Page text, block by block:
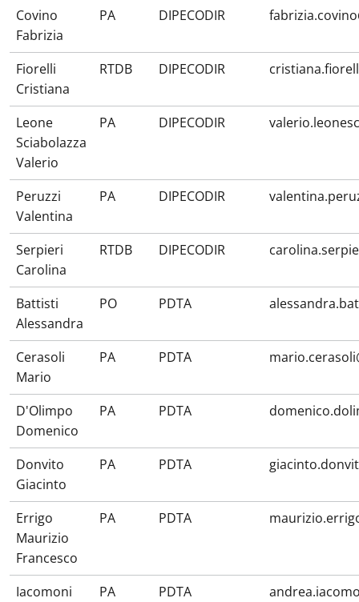
Covino
Fabrizia
PA DIPECODIR
Fiorelli
Cristiana
RTDB DIPECODIR
Leone
Sciabolazza
Valerio
PA DIPECODIR
Peruzzi
Valentina
PA DIPECODIR
Serpieri
Carolina
RTDB DIPECODIR
Battisti
Alessandra
PO PDTA
Cerasoli
Mario
PA PDTA
D'Olimpo
Domenico
PA PDTA
Donvito
Giacinto
PA PDTA
Errigo
Maurizio
Francesco
PA PDTA
Iacomoni
PA PDTA